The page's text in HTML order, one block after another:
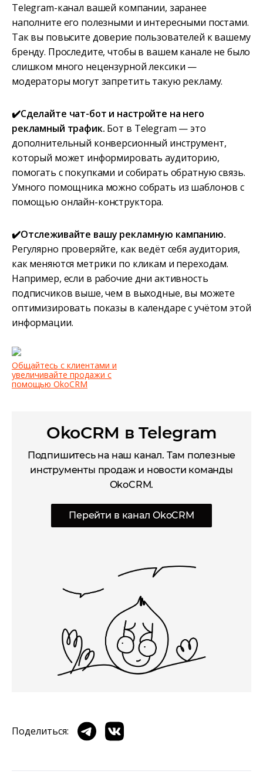
Telegram-канал вашей компании, заранее
наполните его полезными и интересными постами.
Так вы повысите доверие пользователей к вашему
бренду. Проследите, чтобы в вашем канале не было
слишком много нецензурной лексики —
модераторы могут запретить такую рекламу.
✔️Сделайте чат-бот и настройте на него
рекламный трафик. Бот в Telegram — это
дополнительный конверсионный инструмент,
который может информировать аудиторию,
помогать с покупками и собирать обратную связь.
Умного помощника можно собрать из шаблонов с
помощью онлайн-конструктора.
✔️Отслеживайте вашу рекламную кампанию.
Регулярно проверяйте, как ведёт себя аудитория,
как меняются метрики по кликам и переходам.
Например, если в рабочие дни активность
подписчиков выше, чем в выходные, вы можете
оптимизировать показы в календаре с учётом этой
информации.
Общайтесь с клиентами и
увеличивайте продажи с
помощью OkoCRM
OkoCRM в Telegram
Подпишитесь на наш канал. Там полезные
инструменты продаж и новости команды
OkoCRM.
Перейти в канал OkoCRM
Поделиться: